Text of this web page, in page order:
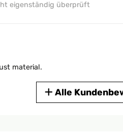
eigenständig überprüft
material.
Alle